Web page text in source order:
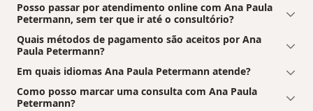
Posso passar por atendimento online com Ana Paula
Petermann, sem ter que ir até o consultório?
Quais métodos de pagamento são aceitos por Ana
Paula Petermann?
Em quais idiomas Ana Paula Petermann atende?
Como posso marcar uma consulta com Ana Paula
Petermann?